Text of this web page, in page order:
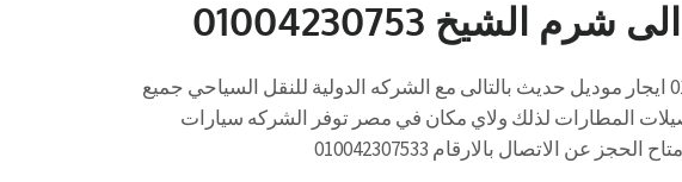
لذلك ايجار مرسيدس للرحلات 01004230753 ايجار موديل حديث بالتالى مع الشركه الدولية للنقل السياحي جميع
المطارات لذلك ولاي مكان في مصر توفر الشركه سيارات
عن الاتصال بالارقام 010042307533